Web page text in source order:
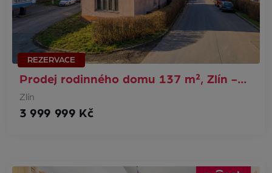
REZERVACE
Prodej rodinného domu 137 m², Zlín -…
Zlín
3 999 999 Kč